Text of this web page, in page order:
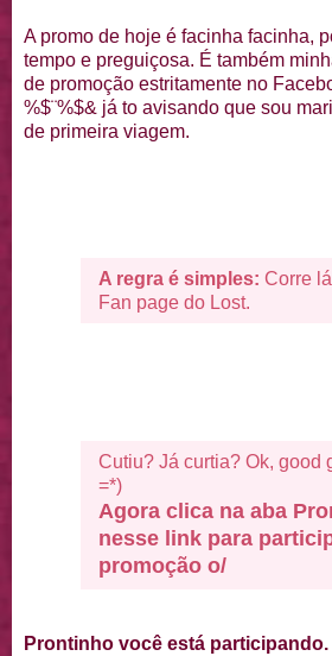
A promo de hoje é facinha facinha,
tempo e preguiçosa. É também
de promoção estritamente no
%$¨%$& já to avisando que sou
de primeira viagem.
A regra é simples: Corre
Fan page do Lost.
Cutiu? Já curtia? Ok, good
=*)
Agora clica na aba
nesse link para
promoção o/
Prontinho você está